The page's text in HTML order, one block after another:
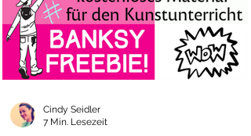
Cindy Seidler
7 Min. Lesezeit